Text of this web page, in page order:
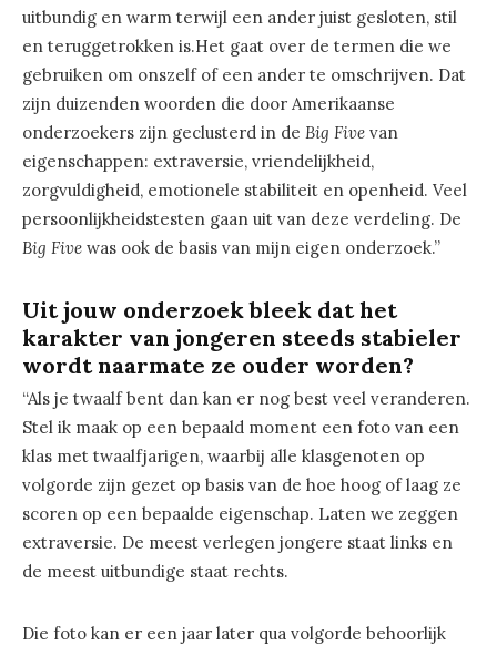
uitbundig en warm terwijl een ander juist gesloten, stil
en teruggetrokken is.Het gaat over de termen die we
gebruiken om onszelf of een ander te omschrijven. Dat
zijn duizenden woorden die door Amerikaanse
onderzoekers zijn geclusterd in de Big Five van
eigenschappen: extraversie, vriendelijkheid,
zorgvuldigheid, emotionele stabiliteit en openheid. Veel
persoonlijkheidstesten gaan uit van deze verdeling. De
Big Five was ook de basis van mijn eigen onderzoek.”
Uit jouw onderzoek bleek dat het
karakter van jongeren steeds stabieler
wordt naarmate ze ouder worden?
“Als je twaalf bent dan kan er nog best veel veranderen.
Stel ik maak op een bepaald moment een foto van een
klas met twaalfjarigen, waarbij alle klasgenoten op
volgorde zijn gezet op basis van de hoe hoog of laag ze
scoren op een bepaalde eigenschap. Laten we zeggen
extraversie. De meest verlegen jongere staat links en
de meest uitbundige staat rechts.
Die foto kan er een jaar later qua volgorde behoorlijk